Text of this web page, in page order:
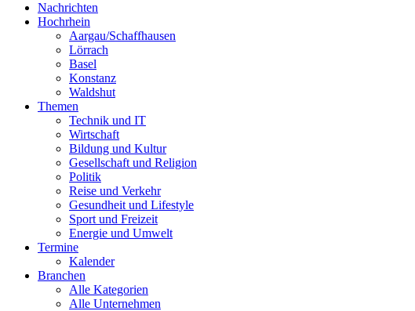
Nachrichten
Hochrhein
Aargau/Schaffhausen
Lörrach
Basel
Konstanz
Waldshut
Themen
Technik und IT
Wirtschaft
Bildung und Kultur
Gesellschaft und Religion
Politik
Reise und Verkehr
Gesundheit und Lifestyle
Sport und Freizeit
Energie und Umwelt
Termine
Kalender
Branchen
Alle Kategorien
Alle Unternehmen